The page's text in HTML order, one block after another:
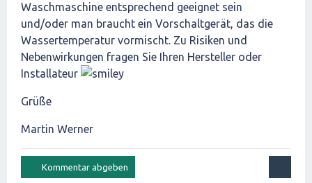
Waschmaschine entsprechend geeignet sein
und/oder man braucht ein Vorschaltgerät, das die
Wassertemperatur vormischt. Zu Risiken und
Nebenwirkungen fragen Sie Ihren Hersteller oder
Installateur
Grüße
Martin Werner